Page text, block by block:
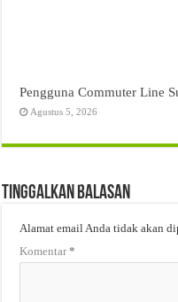
Pengguna Commuter Line
Agustus 5, 2026
Tinggalkan Balasan
Alamat email Anda tidak akan
Komentar*